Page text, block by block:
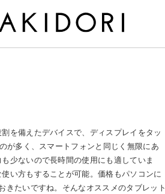
を備えたデバイスで、ディスプレイをタッ
が多く、スマートフォンと同じく無限にあ
少ないので長時間の使用にも適していま
い方もすることが可能。価格もパソコンに
きたいですね。そんなオススメのタブレット